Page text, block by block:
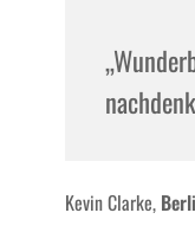
Kevin Clarke,